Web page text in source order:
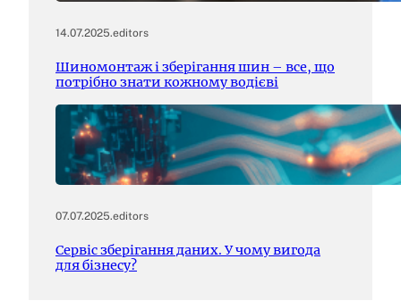
14.07.2025.editors
Шиномонтаж і зберігання шин – все, що
потрібно знати кожному водієві
07.07.2025.editors
Сервіс зберігання даних. У чому вигода
для бізнесу?